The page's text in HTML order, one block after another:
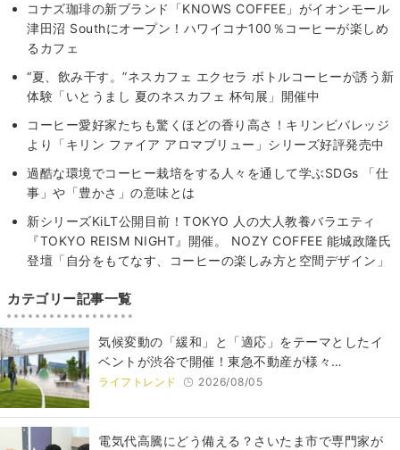
コナズ珈琲の新ブランド「KNOWS COFFEE」がイオンモール
津田沼 Southにオープン！ハワイコナ100％コーヒーが楽しめ
るカフェ
“夏、飲み干す。”ネスカフェ エクセラ ボトルコーヒーが誘う新
体験「いとうまし 夏のネスカフェ 杯句展」開催中
コーヒー愛好家たちも驚くほどの香り高さ！キリンビバレッジ
より「キリン ファイア アロマブリュー」シリーズ好評発売中
過酷な環境でコーヒー栽培をする人々を通して学ぶSDGs 「仕
事」や「豊かさ」の意味とは
新シリーズKiLT公開目前！TOKYO ⼈の⼤⼈教養バラエティ
『TOKYO REISM NIGHT』開催。 NOZY COFFEE 能城政隆⽒
登壇「⾃分をもてなす、コーヒーの楽しみ⽅と空間デザイン」
カテゴリー記事一覧
気候変動の「緩和」と「適応」をテーマとしたイ
ベントが渋谷で開催！東急不動産が様々…
ライフトレンド 2026/08/05
電気代高騰にどう備える？さいたま市で専門家が